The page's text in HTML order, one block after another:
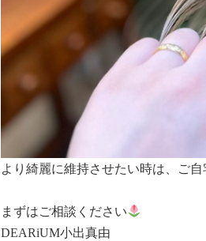
より綺麗に維持させたい時は、ご
まずはご相談ください
DEARiUM小出真由